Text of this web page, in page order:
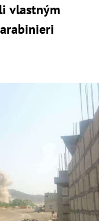
vlastným